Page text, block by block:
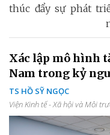
thúc đẩy sự phát
Xác lập mô hình
Nam trong kỷ
TS HỒ SỸ NGỌC
Viện Kinh tế - Xã hội và Môi